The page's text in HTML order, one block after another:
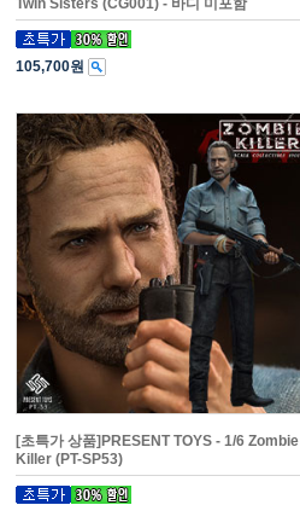
Twin Sisters (CG001) - 바디 미포함
105,700원
[초특가 상품]PRESENT TOYS - 1/6 Zombie
Killer (PT-SP53)